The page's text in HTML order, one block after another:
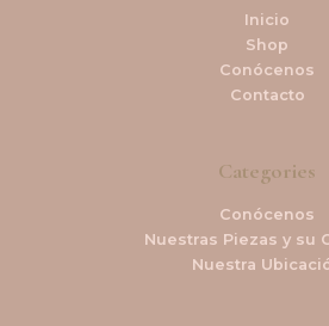
Inicio
Shop
Conócenos
Contacto
Categories
Conócenos
Nuestras Piezas y su
Nuestra